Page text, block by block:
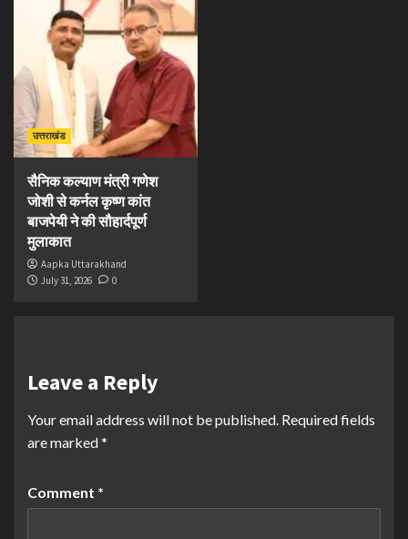
उत्तराखंड
सैनिक कल्याण मंत्री गणेश
जोशी से कर्नल कृष्ण कांत
बाजपेयी ने की सौहार्दपूर्ण
मुलाकात
Aapka Uttarakhand
July 31, 2026
0
Leave a Reply
Your email address will not be published. Required fields
are marked*
Comment *